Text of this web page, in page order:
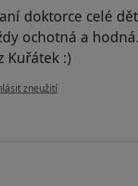
doktorce celé
ochotná a
Kuřátek :)
názoru uživatele Váš účet byl
zneužití